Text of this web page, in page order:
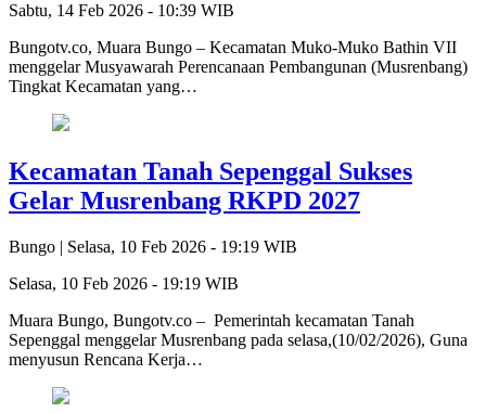
Sabtu, 14 Feb 2026 - 10:39 WIB
Bungotv.co, Muara Bungo – Kecamatan Muko-Muko Bathin VII
menggelar Musyawarah Perencanaan Pembangunan (Musrenbang)
Tingkat Kecamatan yang…
Kecamatan Tanah Sepenggal Sukses
Gelar Musrenbang RKPD 2027
Bungo | Selasa, 10 Feb 2026 - 19:19 WIB
Selasa, 10 Feb 2026 - 19:19 WIB
Muara Bungo, Bungotv.co – Pemerintah kecamatan Tanah
Sepenggal menggelar Musrenbang pada selasa,(10/02/2026), Guna
menyusun Rencana Kerja…